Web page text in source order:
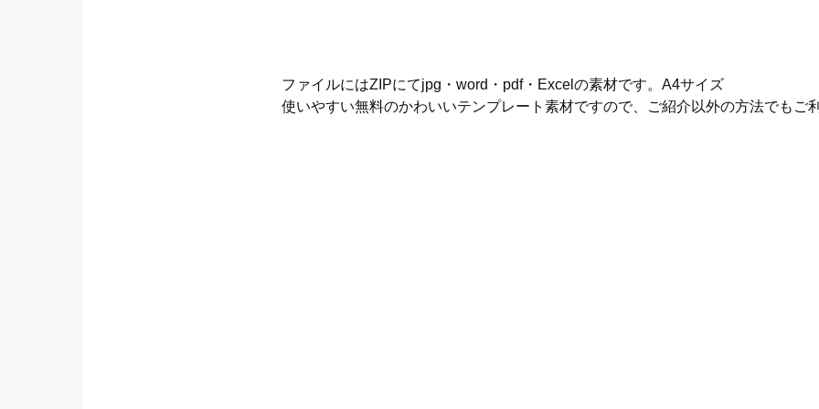
ファイルにはZIPにてjpg・word・pdf・Excelの素材です。A4サイズ
使いやすい無料のかわいいテンプレート素材ですので、ご紹介以外の方法でもご